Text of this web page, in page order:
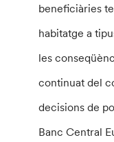
beneficiàries
habitatge a
les
continuat del
decisions de
Banc Central